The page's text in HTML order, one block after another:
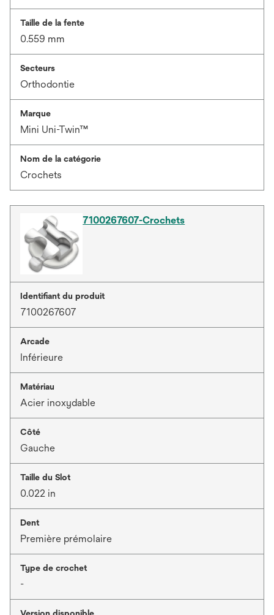
Taille de la fente
0.559 mm
Secteurs
Orthodontie
Marque
Mini Uni-Twin™
Nom de la catégorie
Crochets
7100267607-Crochets
Identifiant du produit
7100267607
Arcade
Inférieure
Matériau
Acier inoxydable
Côté
Gauche
Taille du Slot
0.022 in
Dent
Première prémolaire
Type de crochet
-
Version disponible